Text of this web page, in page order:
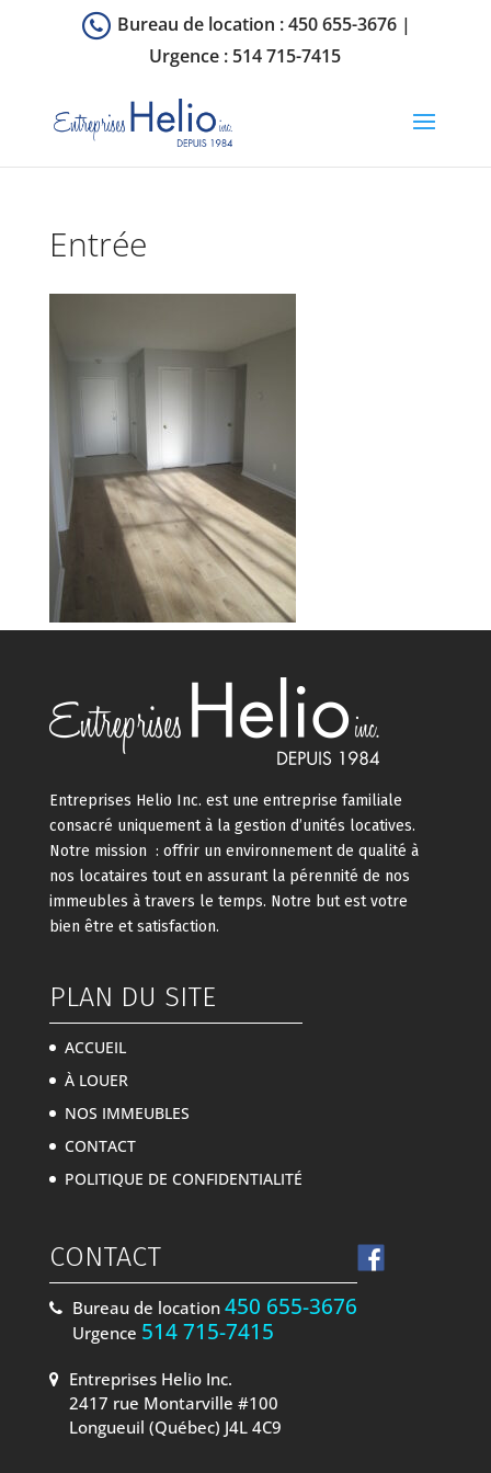
Bureau de location :450 655-3676|
Urgence : 514 715-7415
Entrée
Entreprises Helio Inc. est une entreprise familiale
consacré uniquement à la gestion d’unités locatives.
Notre mission : offrir un environnement de qualité à
nos locataires tout en assurant la pérennité de nos
immeubles à travers le temps. Notre but est votre
bien être et satisfaction.
PLAN DU SITE
ACCUEIL
À LOUER
NOS IMMEUBLES
CONTACT
POLITIQUE DE CONFIDENTIALITÉ
CONTACT
Bureau de location 450 655-3676
Urgence 514 715-7415
Entreprises Helio Inc.
2417 rue Montarville #100
Longueuil (Québec) J4L 4C9